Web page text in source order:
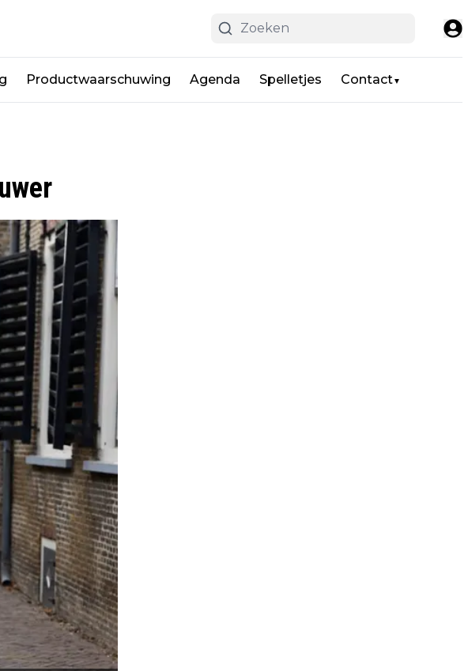
Productwaarschuwing Agenda Spelletjes Contact▼